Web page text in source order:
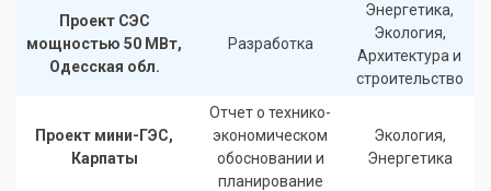
Проект СЭС
мощностью 50 МВт,
Одесская обл.
Разработка
Энергетика,
Экология,
Архитектура и
строительство
Проект мини-ГЭС,
Карпаты
Отчет о технико-
экономическом
обосновании и
планирование
Экология,
Энергетика